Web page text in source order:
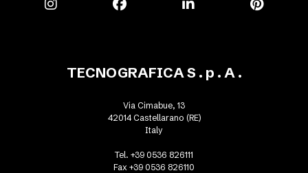
TECNOGRAFICA S . p . A .
Via Cimabue, 13
42014 Castellarano (RE)
Italy
Tel. +39 0536 826111
Fax +39 0536 826110